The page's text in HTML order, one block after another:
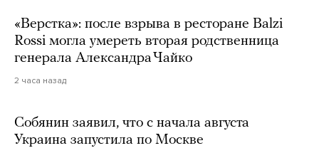
«Верстка»: после взрыва в ресторане Balzi
Rossi могла умереть вторая родственница
генерала Александра Чайко
2 часа назад
Собянин заявил, что с начала августа
Украина запустила по Москве